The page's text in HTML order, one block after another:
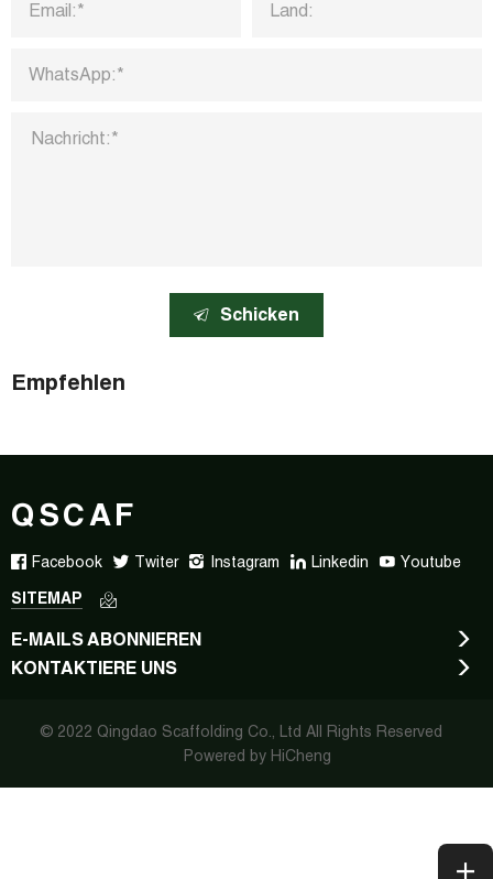
Schicken
Empfehlen
QSCAF
Facebook Twiter Instagram Linkedin Youtube
SITEMAP
E-MAILS ABONNIEREN
KONTAKTIERE UNS
© 2022 Qingdao Scaffolding Co., Ltd All Rights Reserved
Powered by HiCheng